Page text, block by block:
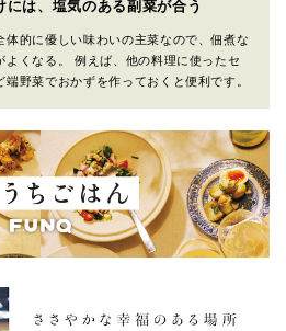
は、塩気のある副菜が合う
体的に優しい味わいの主菜なので、佃煮な
よくなる。 例えば、他の料理に使ったセ
野菜でおかずを作っておくと便利です。